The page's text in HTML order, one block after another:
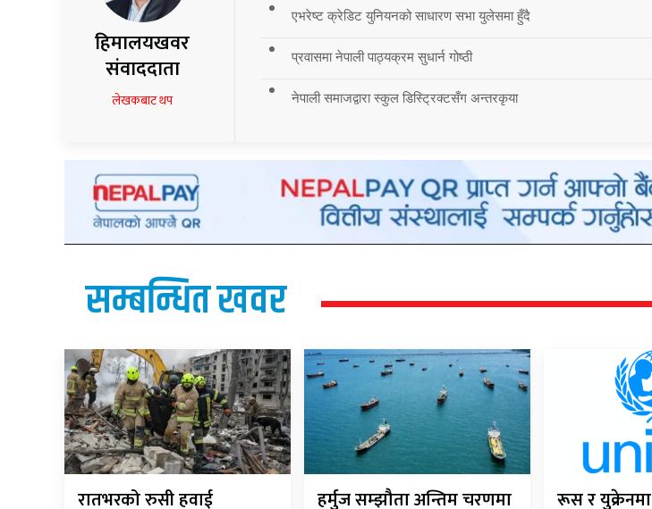
हिमालयखवर
संवाददाता
लेखकबाट थप
एभरेष्ट क्रेडिट युनियनको साधारण सभा युलेसमा हुँदै
प्रवासमा नेपाली पाठ्यक्रम सुधार्न गोष्ठी
नेपाली समाजद्वारा स्कुल डिस्ट्रिक्टसँग अन्तरकृया
सम्बन्धित खवर
रातभरको रुसी हवाई हर्मुज सम्झौता अन्तिम चरणमा रूस र युक्रेनमा